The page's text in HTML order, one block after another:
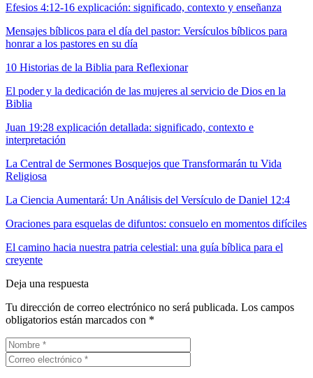
Efesios 4:12-16 explicación: significado, contexto y enseñanza
Mensajes bíblicos para el día del pastor: Versículos bíblicos para
honrar a los pastores en su día
10 Historias de la Biblia para Reflexionar
El poder y la dedicación de las mujeres al servicio de Dios en la
Biblia
Juan 19:28 explicación detallada: significado, contexto e
interpretación
La Central de Sermones Bosquejos que Transformarán tu Vida
Religiosa
La Ciencia Aumentará: Un Análisis del Versículo de Daniel 12:4
Oraciones para esquelas de difuntos: consuelo en momentos difíciles
El camino hacia nuestra patria celestial: una guía bíblica para el
creyente
Deja una respuesta
Tu dirección de correo electrónico no será publicada. Los campos
obligatorios están marcados con *